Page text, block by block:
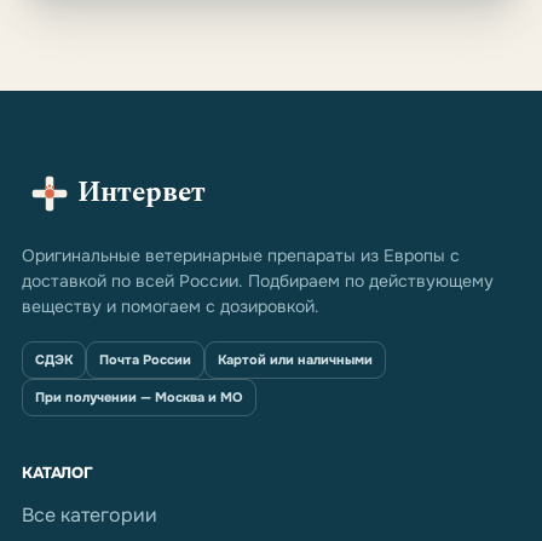
Интервет
Оригинальные ветеринарные препараты из Европы с
доставкой по всей России. Подбираем по действующему
веществу и помогаем с дозировкой.
СДЭК Почта России Картой или наличными
При получении — Москва и МО
КАТАЛОГ
Все категории